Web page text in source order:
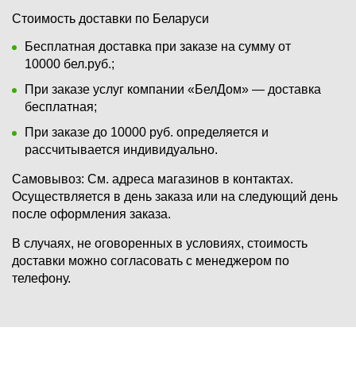
Стоимость доставки по Беларуси
Бесплатная доставка при заказе на сумму от
10000 бел.руб.;
При заказе услуг компании «БелДом» — доставка
бесплатная;
При заказе до 10000 руб. определяется и
рассчитывается индивидуально.
Самовывоз: См. адреса магазинов в контактах.
Осуществляется в день заказа или на следующий день
после оформления заказа.
В случаях, не оговоренных в условиях, стоимость
доставки можно согласовать с менеджером по
телефону.